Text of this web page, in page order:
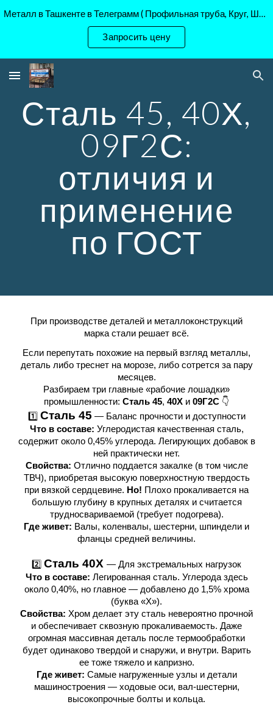
Skip to navigation
Металл в Ташкенте в Телеграмм ( Профильная труба, Круг, Шестигранник Ст45, 40Х, )
Запросить цену
Сталь 45, 40Х,
09Г2С:
отличия и
применение
по ГОСТ
При производстве деталей и металлоконструкций
марка стали решает всё.
Если перепутать похожие на первый взгляд металлы,
деталь либо треснет на морозе, либо сотрется за пару
месяцев.
Разбираем три главные «рабочие лошадки»
промышленности: Сталь 45, 40Х и 09Г2С 👇
1️⃣ Сталь 45 — Баланс прочности и доступности
Что в составе: Углеродистая качественная сталь,
содержит около 0,45% углерода. Легирующих добавок в
ней практически нет.
Свойства: Отлично поддается закалке (в том числе
ТВЧ), приобретая высокую поверхностную твердость
при вязкой сердцевине. Но! Плохо прокаливается на
большую глубину в крупных деталях и считается
трудносвариваемой (требует подогрева).
Где живет: Валы, коленвалы, шестерни, шпиндели и
фланцы средней величины.
2️⃣ Сталь 40Х — Для экстремальных нагрузок
Что в составе: Легированная сталь. Углерода здесь
около 0,40%, но главное — добавлено до 1,5% хрома
(буква «Х»).
Свойства: Хром делает эту сталь невероятно прочной
и обеспечивает сквозную прокаливаемость. Даже
огромная массивная деталь после термообработки
будет одинаково твердой и снаружи, и внутри. Варить
ее тоже тяжело и капризно.
Где живет: Самые нагруженные узлы и детали
машиностроения — ходовые оси, вал-шестерни,
высокопрочные болты и кольца.